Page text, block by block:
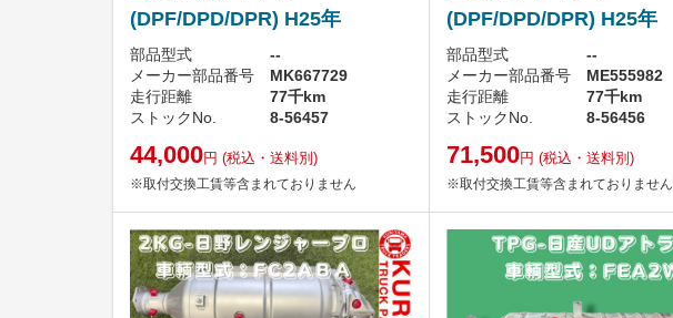
(DPF/DPD/DPR) H25年
部品型式
--
メーカー部品番号
MK667729
走行距離
77千km
ストックNo.
8-56457
44,000円 (税込・送料別)
※取付交換工賃等含まれておりません
(DPF/DPD/DPR) H25年
部品型式
--
メーカー部品番号
ME555982
走行距離
77千km
ストックNo.
8-56456
71,500円 (税込・送料別)
※取付交換工賃等含まれておりません